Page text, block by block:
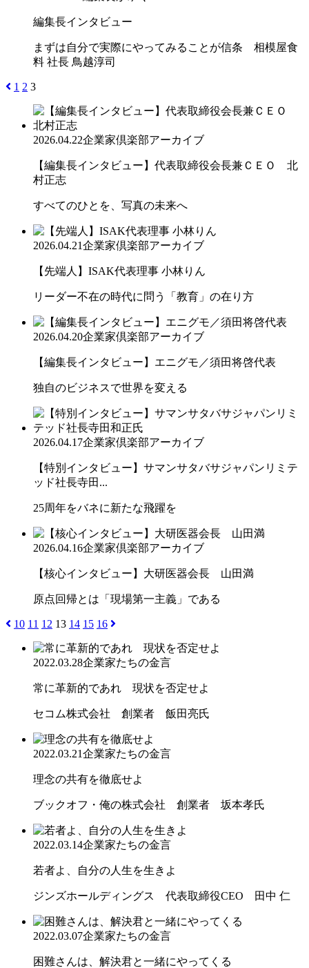
編集長インタビュー
まずは自分で実際にやってみることが信条 相模屋食
料 社長 鳥越淳司
1 2 3
2026.04.22企業家倶楽部アーカイブ
【編集長インタビュー】代表取締役会長兼ＣＥＯ 北
村正志
すべてのひとを、写真の未来へ
2026.04.21企業家倶楽部アーカイブ
【先端人】ISAK代表理事 小林りん
リーダー不在の時代に問う「教育」の在り方
2026.04.20企業家倶楽部アーカイブ
【編集長インタビュー】エニグモ／須田将啓代表
独自のビジネスで世界を変える
2026.04.17企業家倶楽部アーカイブ
【特別インタビュー】サマンサタバサジャパンリミテ
ッド社長寺田...
25周年をバネに新たな飛躍を
2026.04.16企業家倶楽部アーカイブ
【核心インタビュー】大研医器会長 山田満
原点回帰とは「現場第一主義」である
10 11 12 13 14 15 16
2022.03.28企業家たちの金言
常に革新的であれ 現状を否定せよ
セコム株式会社 創業者 飯田亮氏
2022.03.21企業家たちの金言
理念の共有を徹底せよ
ブックオフ・俺の株式会社 創業者 坂本孝氏
2022.03.14企業家たちの金言
若者よ、自分の人生を生きよ
ジンズホールディングス 代表取締役CEO 田中 仁
2022.03.07企業家たちの金言
困難さんは、解決君と一緒にやってくる